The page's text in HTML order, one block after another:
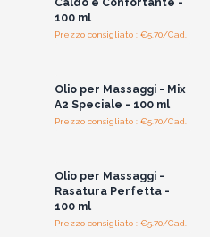
100 ml
Prezzo consigliato : €5.70/Cad.
Olio per Massaggi - Mix
A2 Speciale - 100 ml
Prezzo consigliato : €5.70/Cad.
Olio per Massaggi -
Rasatura Perfetta -
100 ml
Prezzo consigliato : €5.70/Cad.